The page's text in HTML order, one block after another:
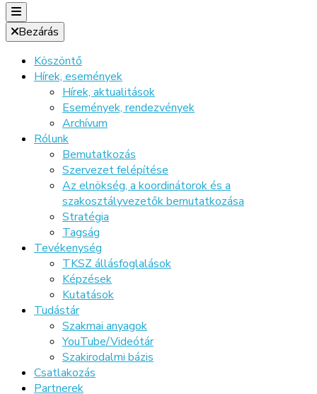
Bezárás
Köszöntő
Hírek, események
Hírek, aktualitások
Események, rendezvények
Archívum
Rólunk
Bemutatkozás
Szervezet felépítése
Az elnökség, a koordinátorok és a
szakosztályvezetők bemutatkozása
Stratégia
Tagság
Tevékenység
TKSZ állásfoglalások
Képzések
Kutatások
Tudástár
Szakmai anyagok
YouTube/Videótár
Szakirodalmi bázis
Csatlakozás
Partnerek